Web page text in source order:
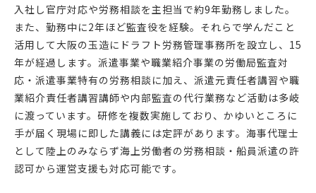
入社し官庁対応や労務相談を主担当で約9年勤務しました。
また、勤務中に2年ほど監査役を経験。それらで学んだこと
活用して大阪の玉造にドラフト労務管理事務所を設立し、15
年が経過します。派遣事業や職業紹介事業の労働局監査対
応・派遣事業特有の労務相談に加え、派遣元責任者講習や職
業紹介責任者講習講師や内部監査の代行業務など活動は多岐
に渡っています。研修を複数実施しており、かゆいところに
手が届く現場に即した講義には定評があります。海事代理士
として陸上のみならず海上労働者の労務相談・船員派遣の許
認可から運営支援も対応可能です。